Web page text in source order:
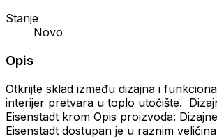
Stanje
Novo
Opis
Otkrijte sklad između dizajna i
interijer pretvara u toplo utočište.
Eisenstadt krom Opis proizvoda:
Eisenstadt dostupan je u raznim